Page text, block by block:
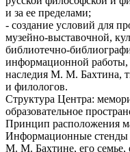
и за ее пределами;
- создание условий для
музейно-выставочной,
библиотечно-
информационной работы,
наследия М. М. Бахтина,
и филологов.
Структура Центра:
образовательное
Принцип расположения
Информационные стенды
М. М. Бахтине, его семье,